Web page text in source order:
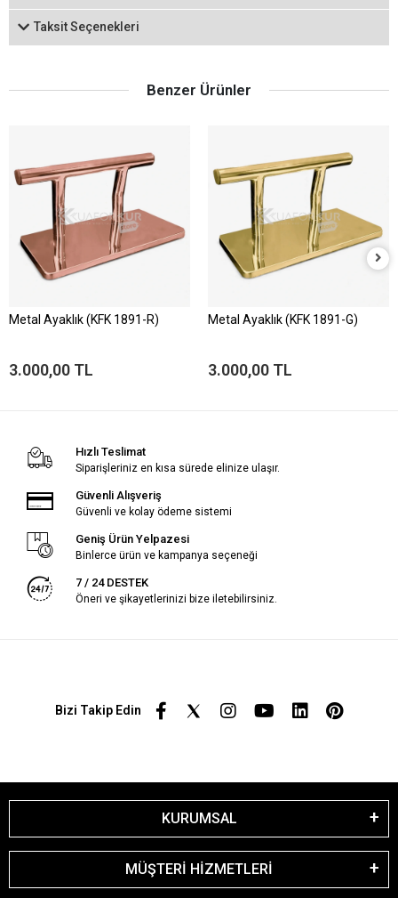
Taksit Seçenekleri
Benzer Ürünler
Metal Ayaklık (KFK 1891-R)
3.000,00 TL
Metal Ayaklık (KFK 1891-G)
3.000,00 TL
Hızlı Teslimat
Siparişleriniz en kısa sürede elinize ulaşır.
Güvenli Alışveriş
Güvenli ve kolay ödeme sistemi
Geniş Ürün Yelpazesi
Binlerce ürün ve kampanya seçeneği
7 / 24 DESTEK
Öneri ve şikayetlerinizi bize iletebilirsiniz.
Bizi Takip Edin
KURUMSAL
MÜŞTERİ HİZMETLERİ